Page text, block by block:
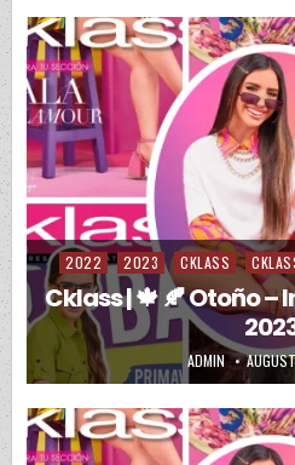
Posted in
2022 2023 CKLASS
Cklass | 🍁 🍂 Otoño
AUTHOR:
ADMIN